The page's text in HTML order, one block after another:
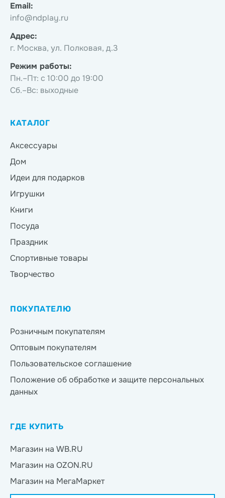
Email:
info@ndplay.ru
Адрес:
г. Москва, ул. Полковая, д.3
Режим работы:
Пн.–Пт: с 10:00 до 19:00
Сб.–Вс: выходные
КАТАЛОГ
Аксессуары
Дом
Идеи для подарков
Игрушки
Книги
Посуда
Праздник
Спортивные товары
Творчество
ПОКУПАТЕЛЮ
Розничным покупателям
Оптовым покупателям
Пользовательское соглашение
Положение об обработке и защите персональных
данных
ГДЕ КУПИТЬ
Магазин на WB.RU
Магазин на OZON.RU
Магазин на МегаМаркет